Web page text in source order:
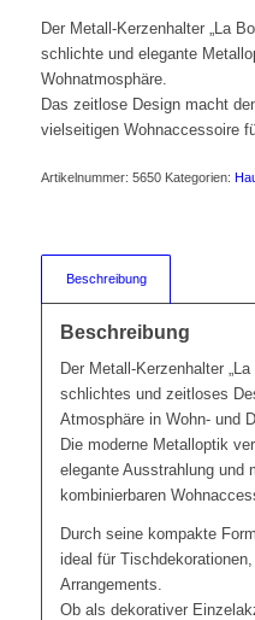
Der Metall-Kerzenhalter „La
schlichte und elegante
Wohnatmosphäre.
Das zeitlose Design macht
vielseitigen Wohnaccessoire
Artikelnummer: 5650 Kategorien:
Beschreibung
Beschreibung
Der Metall-Kerzenhalter
schlichtes und zeitloses
Atmosphäre in Wohn- und
Die moderne Metalloptik
elegante Ausstrahlung und
kombinierbaren
Durch seine kompakte
ideal für
Arrangements.
Ob als dekorativer